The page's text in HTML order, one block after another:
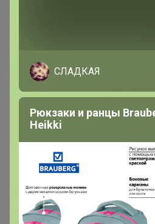
СЛАДКАЯ
Рюкзаки и ранцы
Heikki